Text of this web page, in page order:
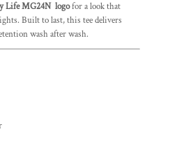
Life MG24N logofor a look that
Built to last, this tee delivers
wash after wash.